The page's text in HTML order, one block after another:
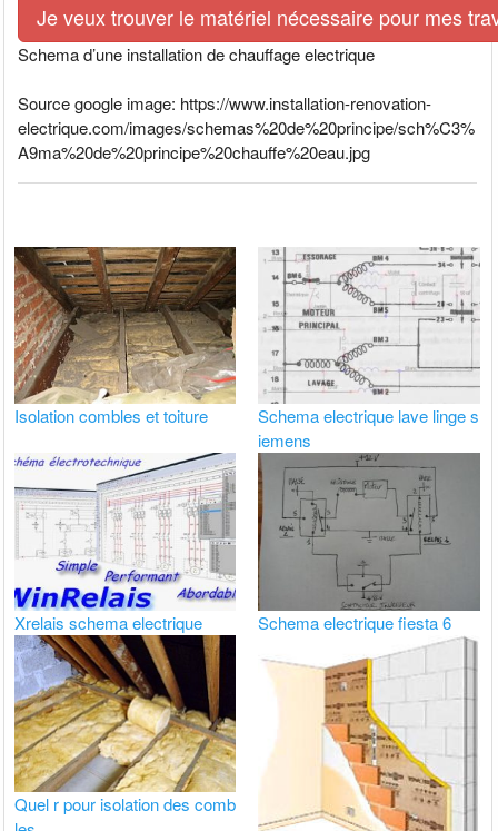
Je veux trouver le matériel nécessaire pour mes
Schema d’une installation de chauffage electrique
Source google image: https://www.installation-renovation-
electrique.com/images/schemas%20de%20principe/sch%C3%
A9ma%20de%20principe%20chauffe%20eau.jpg
Isolation combles et toiture
Schema electrique lave linge s
iemens
Xrelais schema electrique Schema electrique fiesta 6
Quel r pour isolation des comb